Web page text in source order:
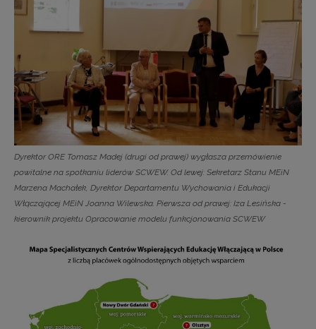
Dyrektor ORE Tomasz Madej (drugi od prawej) wygłasza przemówienie
powitalne na spotkaniu liderów SCWEW. Od lewej: Sekretarz Stanu MEiN
Marzena Machałek, Dyrektor Departamentu Wychowania i Edukacji
Włączającej MEiN Joanna Wilewska. Pierwsza od prawej: Iza Lesińska -
kierownik projektu Opracowanie modelu funkcjonowania SCWEW